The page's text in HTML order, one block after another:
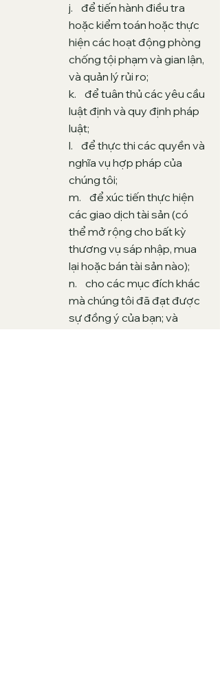
j. để tiến hành điều tra
hoặc kiểm toán hoặc thực
hiện các hoạt động phòng
chống tội phạm và gian lận,
và quản lý rủi ro;
k. để tuân thủ các yêu cầu
luật định và quy định pháp
luật;
l. để thực thi các quyền và
nghĩa vụ hợp pháp của
chúng tôi;
m. để xúc tiến thực hiện
các giao dịch tài sản (có
thể mở rộng cho bất kỳ
thương vụ sáp nhập, mua
lại hoặc bán tài sản nào);
n. cho các mục đích khác
mà chúng tôi đã đạt được
sự đồng ý của bạn; và